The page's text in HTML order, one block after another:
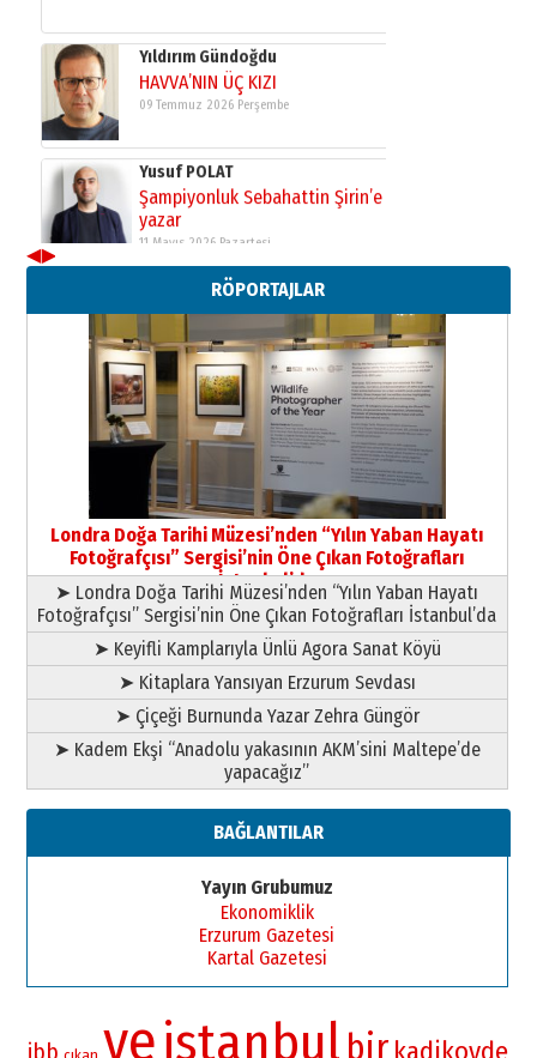
Yıldırım Gündoğdu
HAVVA’NIN ÜÇ KIZI
09 Temmuz 2026 Perşembe
Yusuf POLAT
Şampiyonluk Sebahattin Şirin’e
yazar
11 Mayıs 2026 Pazartesi
Neşat YALÇIN
Paranın Aile Kültüründeki Yeri
03 Ağustos 2026 Pazartesi
Yıldırım Gündoğdu
HAVVA’NIN ÜÇ KIZI
09 Temmuz 2026 Perşembe
Yusuf POLAT
Şampiyonluk Sebahattin Şirin’e
yazar
11 Mayıs 2026 Pazartesi
◀▶
RÖPORTAJLAR
Londra Doğa Tarihi Müzesi’nden “Yılın Yaban Hayatı
Fotoğrafçısı” Sergisi’nin Öne Çıkan Fotoğrafları
İstanbul’da
➤ Londra Doğa Tarihi Müzesi’nden “Yılın Yaban Hayatı
Fotoğrafçısı” Sergisi’nin Öne Çıkan Fotoğrafları İstanbul’da
➤ Keyifli Kamplarıyla Ünlü Agora Sanat Köyü
➤ Kitaplara Yansıyan Erzurum Sevdası
➤ Çiçeği Burnunda Yazar Zehra Güngör
➤ Kadem Ekşi “Anadolu yakasının AKM’sini Maltepe’de
yapacağız”
BAĞLANTILAR
Yayın Grubumuz
Ekonomiklik
Erzurum Gazetesi
Kartal Gazetesi
veistanbul bir